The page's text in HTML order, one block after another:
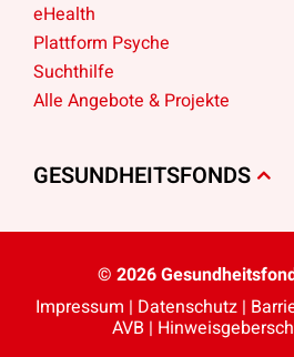
eHealth
Plattform Psyche
Suchthilfe
Alle Angebote & Projekte
GESUNDHEITSFONDS
© 2026
Impressum | Datenschutz |
AVB |